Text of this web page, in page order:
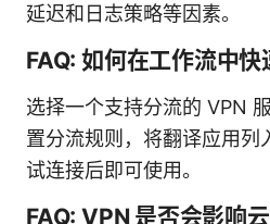
延迟和日志策略等因素。
FAQ: 如何在工作流中快
选择一个支持分流的 VPN
置分流规则，将翻译应用列
试连接后即可使用。
FAQ: VPN 是否会影响